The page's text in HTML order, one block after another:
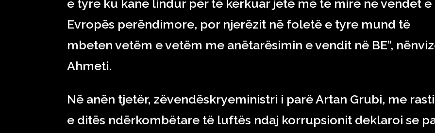
e tyre ku kanë lindur për të kërkuar jetë më të mirë në vendet e
Evropës perëndimore, por njerëzit në foletë e tyre mund të
mbeten vetëm e vetëm me anëtarësimin e vendit në BE”,
Ahmeti.
Në anën tjetër, zëvendëskryeministri i parë Artan Grubi, me
e ditës ndërkombëtare të luftës ndaj korrupsionit deklaroi se